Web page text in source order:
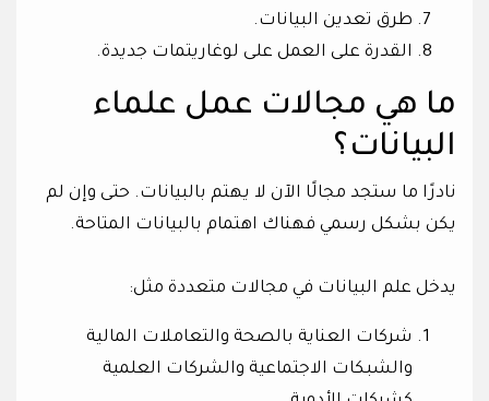
طرق تعدين البيانات.
القدرة على العمل على لوغاريتمات جديدة.
ما هي مجالات عمل علماء
البيانات؟
نادرًا ما ستجد مجالًا الآن لا يهتم بالبيانات. حتى وإن لم
يكن بشكل رسمي فهناك اهتمام بالبيانات المتاحة.
يدخل علم البيانات في مجالات متعددة مثل:
شركات العناية بالصحة والتعاملات المالية
والشبكات الاجتماعية والشركات العلمية